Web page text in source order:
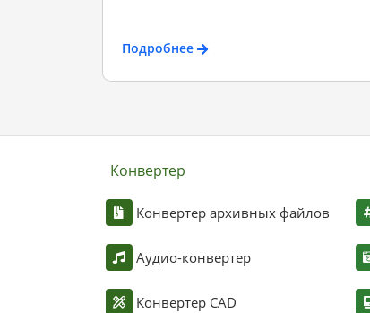
Подробнее
Конвертер
Конвертер архивных файлов
Аудио-конвертер
Конвертер CAD